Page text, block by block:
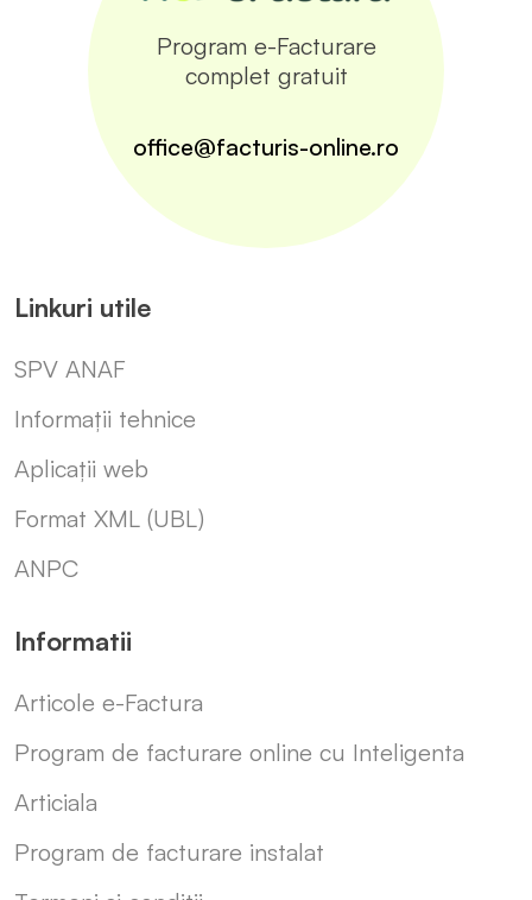
Program e-Facturare
complet gratuit
office@facturis-online.ro
Linkuri utile
SPV ANAF
Informații tehnice
Aplicații web
Format XML (UBL)
ANPC
Informatii
Articole e-Factura
Program de facturare online cu Inteligenta
Articiala
Program de facturare instalat